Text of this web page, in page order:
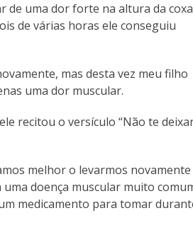
de uma dor forte na altura da
de várias horas ele conseguiu
mas desta vez meu filho
uma dor muscular.
recitou o versículo “Não te
melhor o levarmos novamente
doença muscular muito
medicamento para tomar